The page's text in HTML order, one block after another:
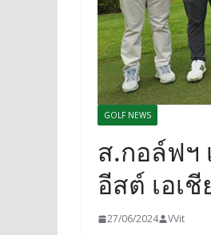
GOLF NEWS
ส.กอล์ฟฯ
อีสต์ เอเชี
27/06/2024 VVit